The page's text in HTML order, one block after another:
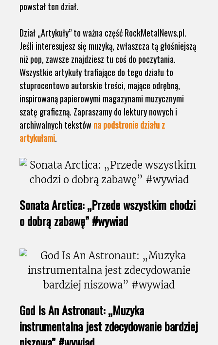
powstał ten dział.
Dział „Artykuły” to ważna część RockMetalNews.pl.
Jeśli interesujesz się muzyką, zwłaszcza tą głośniejszą
niż pop, zawsze znajdziesz tu coś do poczytania.
Wszystkie artykuły trafiające do tego działu to
stuprocentowo autorskie treści, mające odrębną,
inspirowaną papierowymi magazynami muzycznymi
szatę graficzną. Zapraszamy do lektury nowych i
archiwalnych tekstów na podstronie działu z
artykułami.
Sonata Arctica: „Przede wszystkim chodzi
o dobrą zabawę” #wywiad
God Is An Astronaut: „Muzyka
instrumentalna jest zdecydowanie bardziej